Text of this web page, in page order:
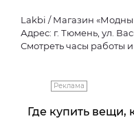
Lakbi / Магазин
Адрес: г. Тюмень, ул.
Смотреть часы работы и
Реклама
Где купить